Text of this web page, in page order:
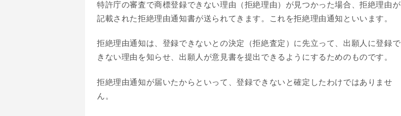
特許庁の審査で商標登録できない理由（拒絶理由）が見つかった場合、拒絶理由が
記載された拒絶理由通知書が送られてきます。
これを拒絶理由通知といいます。
拒絶理由通知は、登録できないとの決定（拒絶査定）に先立って、出願人に登録で
きない理由を知らせ、出願人が意見書を提出できるようにするためのものです。
拒絶理由通知が届いたからといって、登録できないと確定したわけではありませ
ん。